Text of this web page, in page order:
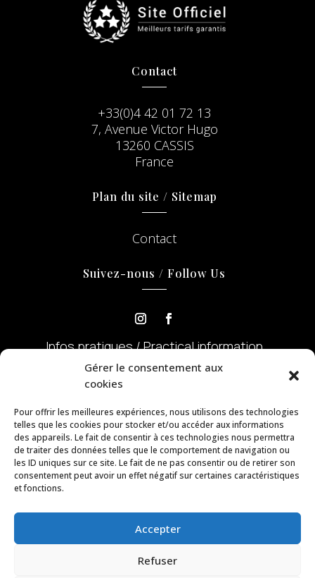
Gérer le consentement aux
cookies
Pour offrir les meilleures expériences, nous utilisons des technologies
telles que les cookies pour stocker et/ou accéder aux informations
des appareils. Le fait de consentir à ces technologies nous permettra
de traiter des données telles que le comportement de navigation ou
les ID uniques sur ce site. Le fait de ne pas consentir ou de retirer son
consentement peut avoir un effet négatif sur certaines caractéristiques
et fonctions.
Accepter
Refuser
Contact
+33(0)4 42 01 72 13
7, Avenue Victor Hugo
13260 CASSIS
France
Plan du site / Sitemap
Contact
Suivez-nous / Follow Us
Infos pratiques / Practical information
Mentions légales / Legal Mentions
Politique de confidentialité
Site internet by Digitelium.fr Marseille,
Aubagne, Aix – agence de communication
globale
Meilleur tarif garanti / Best rate
garanteed
Français